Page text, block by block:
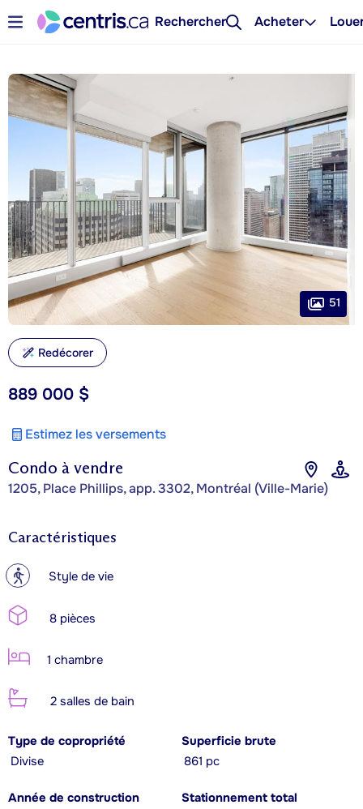
Rechercher Acheter
Condo à vendre
1205, Place Phillips, app. 3302, Montréal (Ville-Marie)
889 000 $
Estimez les versements
51
Redécorer
Caractéristiques
? Style de vie
8 pièces
1 chambre
2 salles de bain
Type de copropriété
Divise
Superficie brute
861 pc
Année de construction
Stationnement total